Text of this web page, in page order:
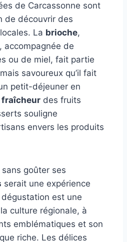
de Carcassonne sont
de découvrir des
La brioche,
accompagnée de
ou de miel, fait partie
savoureux qu’il fait
petit-déjeuner en
fraîcheur des fruits
souligne
envers les produits
goûter ses
serait une expérience
est une
culture régionale, à
emblématiques et son
riche. Les délices